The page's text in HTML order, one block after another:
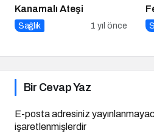
Kanamalı Ateşi
Sağlık 1 yıl önce
Bir Cevap Yaz
E-posta adresiniz
işaretlenmişlerdir